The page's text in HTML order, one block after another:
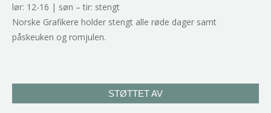
lør: 12-16 | søn – tir: stengt
Norske Grafikere holder stengt alle røde dager samt
påskeuken og romjulen.
STØTTET AV